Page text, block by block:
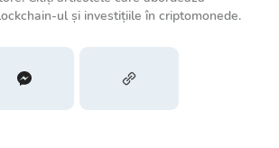
ul și investițiile în criptomonede.